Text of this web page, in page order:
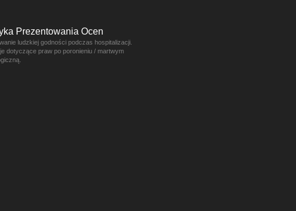
Prezentowania Ocen
ludzkiej godności podczas hospitalizacji.
dotyczące praw po poronieniu / martwym